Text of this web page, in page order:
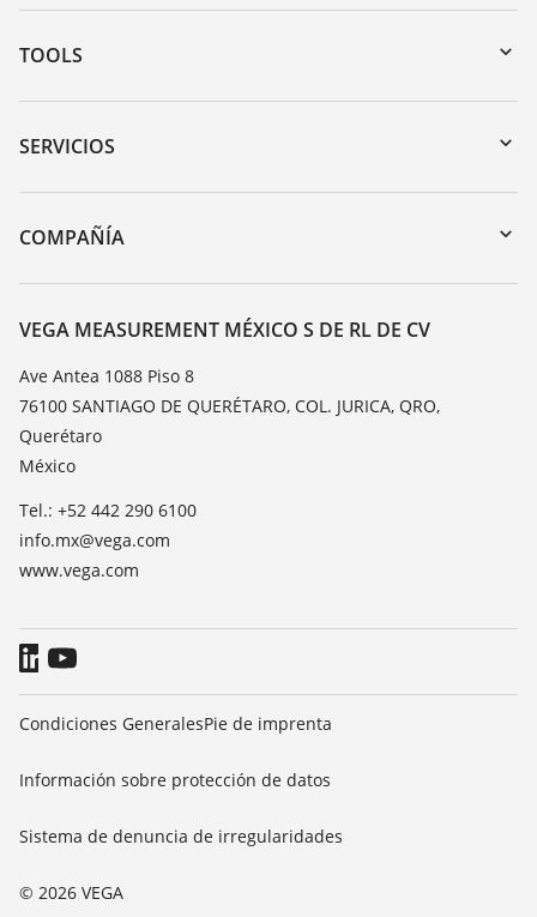
TOOLS
Zona de descarga
Búsqueda por número de serie
DTM Collection/PACTware
SERVICIOS
Devolución de instrumentos
Cursos de formacion
TeamViewer
COMPAÑÍA
Acerca de VEGA
Contacto
Notícias
Prensa
Blog
VEGA MEASUREMENT MÉXICO S DE RL DE CV
Ave Antea 1088 Piso 8
76100 SANTIAGO DE QUERÉTARO, COL. JURICA, QRO,
Querétaro
México
Tel.: +52 442 290 6100
info.mx@vega.com
www.vega.com
© 2026 VEGA
Condiciones GeneralesPie de imprenta
Información sobre protección de datos
Sistema de denuncia de irregularidades